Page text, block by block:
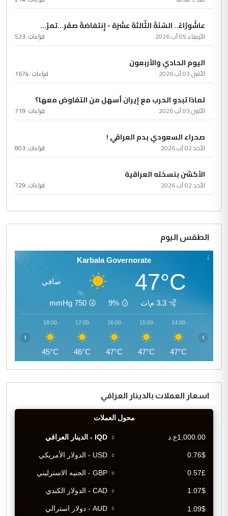
عاشُورْاءُ.. السّنَةُ الثّالثةَ عشَرَة - إِنتفاضةُ صفَر…تمرّ...
الأربعاء 05 آب 2026 قراءات :523
اليوم الحادي والأربعون
الأثنين 03 آب 2026 قراءات :1674
لماذا تبدو الحرب مع إيران أسهل من التفاوض معها؟
الأثنين 03 آب 2026 قراءات :719
صحراء السعودي بدم العراقي !
الأحد 02 آب 2026 قراءات :803
الأكشن بنسخته العراقية
الأحد 02 آب 2026 قراءات :729
الطقس اليوم
Karbala Governorate
47°C صافي
3.3 م\ث 9%
750
mmHg
14:00
47°C
15:00
47°C
16:00
47°C
17:00
46°C
18:00
45°C
‹ ›
اسعار العملات بالدينار العراقي